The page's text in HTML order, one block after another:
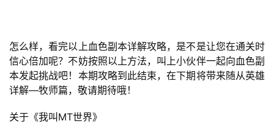
2
0
2
5
第
怎么样，看完以上血色副本详解攻略，是不是让您在通关时
信心倍加呢？不妨按照以上方法，叫上小伙伴一起向血色副
本发起挑战吧！本期攻略到此结束，在下期将带来随从英雄
详解—牧师篇，敬请期待哦！
关于《我叫MT世界》